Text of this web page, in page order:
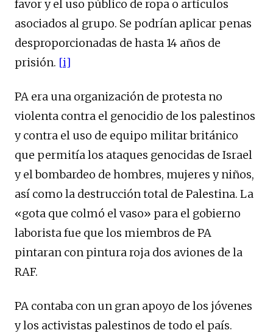
favor y el uso público de ropa o artículos
asociados al grupo. Se podrían aplicar penas
desproporcionadas de hasta 14 años de
prisión. [i]
PA era una organización de protesta no
violenta contra el genocidio de los palestinos
y contra el uso de equipo militar británico
que permitía los ataques genocidas de Israel
y el bombardeo de hombres, mujeres y niños,
así como la destrucción total de Palestina. La
«gota que colmó el vaso» para el gobierno
laborista fue que los miembros de PA
pintaran con pintura roja dos aviones de la
RAF.
PA contaba con un gran apoyo de los jóvenes
y los activistas palestinos de todo el país.